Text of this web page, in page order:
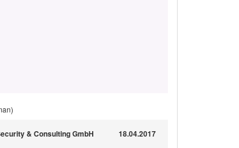
& Consulting GmbH 18.04.2017